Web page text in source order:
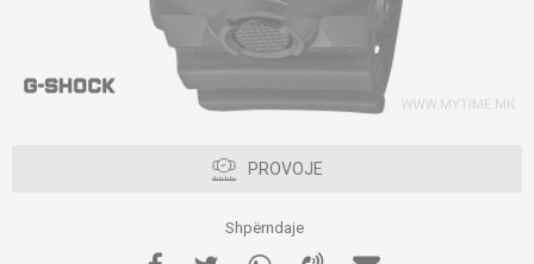
PROVOJE
Shpërndaje